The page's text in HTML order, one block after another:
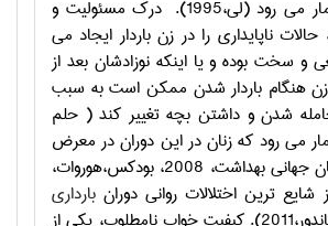
درك مسئوليت و
ناپايداري را در زن باردار ايجاد مي
و سخت بوده و يا اينكه نوزادشان بعد از
هنگام باردار شدن ممكن است به سبب
شدن و داشتن بچه تغيير كند ( حلم
می رود که زنان در این دوران در معرض
شرایط جسمی، روانی و اجتماعی ناسازگاری قرار می گیرند ونیازهای جسمی و عاطفی آنان افزایش می یابد. (سازمان جهانی بهداشت، 2008، بودکس،هوروات،
بارداری